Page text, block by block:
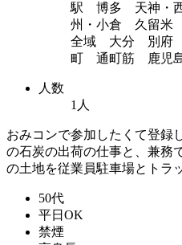
駅 博多 天神・
州・小倉 久留
全域 大分 別府
町 通町筋 鹿児
人数
1人
おみコンで参加したくて登録
の石炭の出荷の仕事と、兼務
の土地を従業員駐車場とトラ
50代
平日OK
禁煙